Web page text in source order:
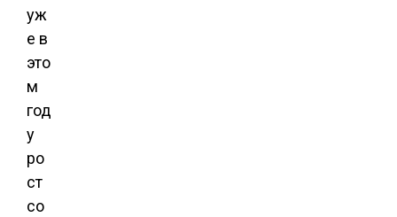
уж
е в
это
м
год
у
ро
ст
со